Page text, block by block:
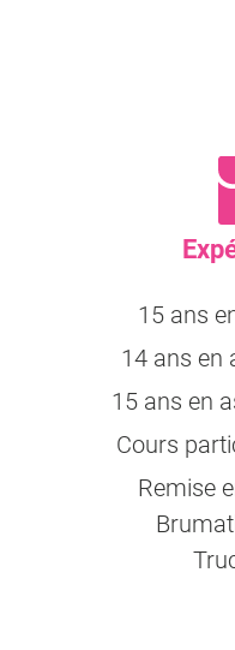
15 ans
14 ans en
15 ans en
Cours
Remise